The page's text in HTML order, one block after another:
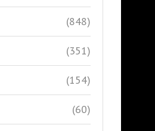
(848)
(351)
(154)
(60)